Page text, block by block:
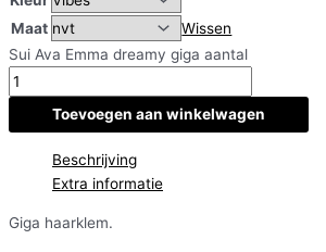
Maat
Wissen
Sui Ava Emma dreamy giga aantal
Toevoegen aan winkelwagen
Beschrijving
Extra informatie
Giga haarklem.